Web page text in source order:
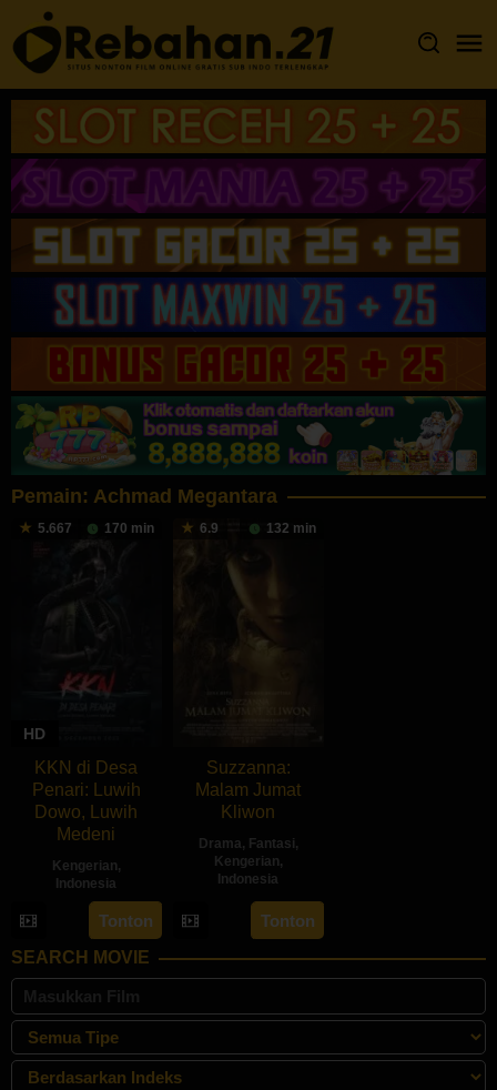
Loncat
ke
konten
Pemain: Achmad Megantara
5.667 170 min
HD
KKN di Desa
Penari: Luwih
Dowo, Luwih
Medeni
Kengerian,
Indonesia
29
Dec
2022
Awi
Suryadi
Tonton
6.9 132 min
Suzzanna:
Malam Jumat
Kliwon
Drama, Fantasi ,
Kengerian,
Indonesia
Aug
2023
Guntur
Soeharjanto
Tonton
SEARCH MOVIE